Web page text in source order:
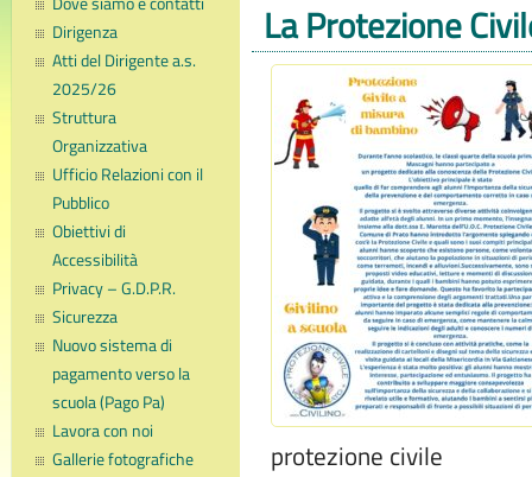
Dirigenza
Atti del Dirigente a.s.
2025/26
Struttura
Organizzativa
Ufficio Relazioni con il
Pubblico
Obiettivi di
Accessibilità
Privacy – G.D.P.R.
Sicurezza
Nuovo sistema di
pagamento verso la
scuola (Pago Pa)
Lavora con noi
Gallerie fotografiche
La Protezione
protezione civile